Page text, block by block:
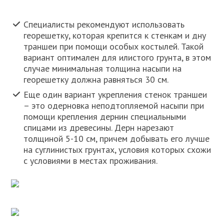
Специалисты рекомендуют использовать
георешетку, которая крепится к стенкам и дну
траншеи при помощи особых костылей. Такой
вариант оптимален для илистого грунта, в этом
случае минимальная толщина насыпи на
георешетку должна равняться 30 см.
Еще один вариант укрепления стенок траншеи
– это одерновка неподтопляемой насыпи при
помощи крепления дернин специальными
спицами из древесины. Дерн нарезают
толщиной 5-10 см, причем добывать его лучше
на суглинистых грунтах, условия которых схожи
с условиями в местах проживания.